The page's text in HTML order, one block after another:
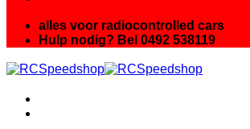
alles voor radiocontrolled cars
Hulp nodig? Bel 0492 538119